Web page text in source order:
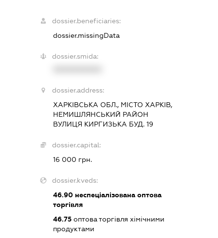
dossier.beneficiaries:
dossier.missingData
dossier.smida:
dossier.address:
ХАРКІВСЬКА ОБЛ., МІСТО ХАРКІВ,
НЕМИШЛЯНСЬКИЙ РАЙОН
ВУЛИЦЯ КИРГИЗЬКА БУД. 19
dossier.capital:
16 000 грн.
dossier.kveds:
46.90 неспеціалізована оптова
торгівля
46.75 оптова торгівля хімічними
продуктами